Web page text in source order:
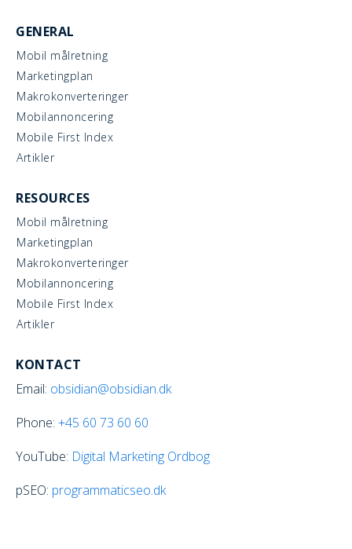
GENERAL
Mobil målretning
Marketingplan
Makrokonverteringer
Mobilannoncering
Mobile First Index
Artikler
RESOURCES
Mobil målretning
Marketingplan
Makrokonverteringer
Mobilannoncering
Mobile First Index
Artikler
KONTACT
Email: obsidian@obsidian.dk
Phone: +45 60 73 60 60
YouTube: Digital Marketing Ordbog
pSEO: programmaticseo.dk